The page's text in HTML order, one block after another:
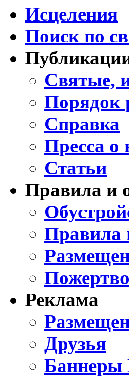
Исцеления
Поиск по
Святые,
Порядок
Справка
Пресса о
Статьи
Правила и
Правила
Реклама
Друзья